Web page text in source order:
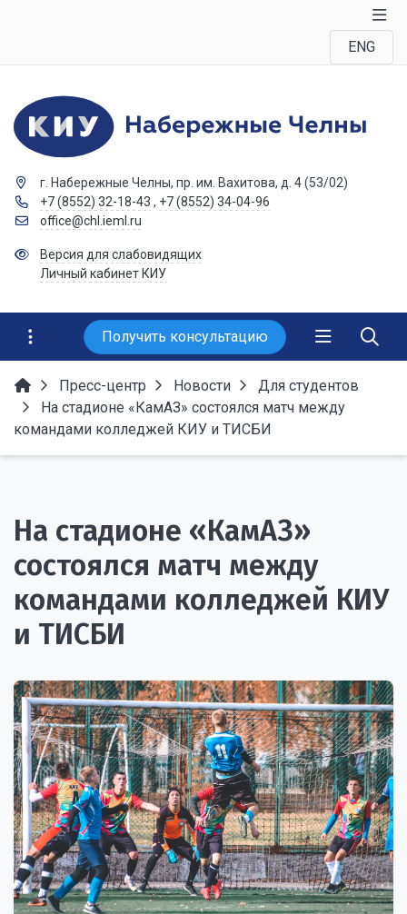
ENG
г. Набережные Челны, пр. им. Вахитова, д. 4 (53/02)
+7 (8552) 32-18-43 , +7 (8552) 34-04-96
office@chl.ieml.ru
Версия для слабовидящих
Личный кабинет КИУ
Получить консультацию
Пресс-центр Новости
Для студентов
На стадионе «КамАЗ» состоялся матч между
командами колледжей КИУ и ТИСБИ
На стадионе «КамАЗ»
состоялся матч между
командами колледжей КИУ
и ТИСБИ